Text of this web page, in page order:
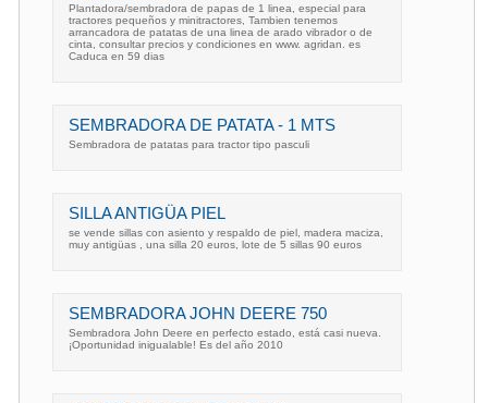
Plantadora/sembradora de papas de 1 linea, especial para
tractores pequeños y minitractores, Tambien tenemos
arrancadora de patatas de una linea de arado vibrador o de
cinta, consultar precios y condiciones en www. agridan. es
Caduca en 59 dias
SEMBRADORA DE PATATA - 1 MTS
Sembradora de patatas para tractor tipo pasculi
SILLA ANTIGÜA PIEL
se vende sillas con asiento y respaldo de piel, madera maciza,
muy antigüas , una silla 20 euros, lote de 5 sillas 90 euros
SEMBRADORA JOHN DEERE 750
Sembradora John Deere en perfecto estado, está casi nueva.
¡Oportunidad inigualable! Es del año 2010